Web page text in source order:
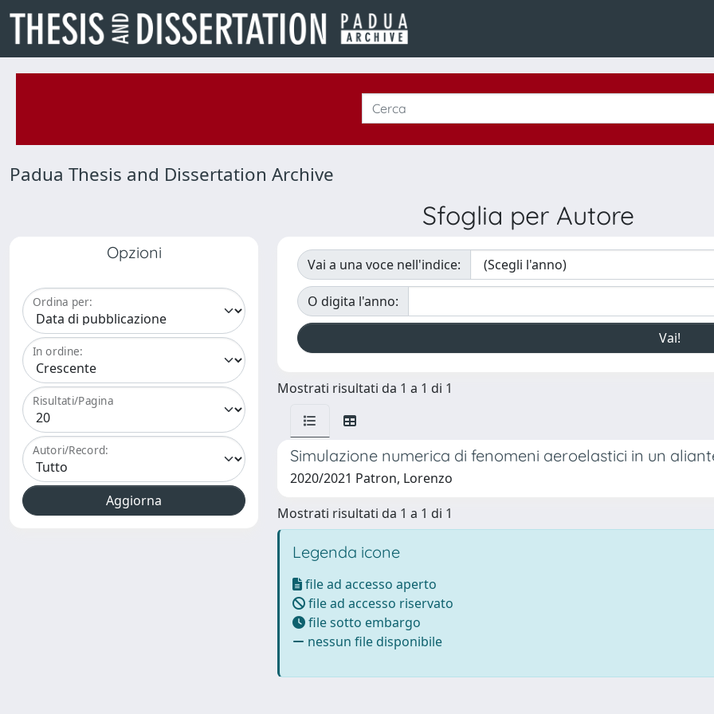
Padua Thesis and Dissertation Archive
Sfoglia per Autore
Opzioni
Ordina per:
In ordine:
Risultati/Pagina
Autori/Record:
Vai a una voce nell'indice:
O digita l'anno:
Mostrati risultati da 1 a 1 di 1
Simulazione numerica di fenomeni aeroelastici in un
2020/2021 Patron, Lorenzo
Mostrati risultati da 1 a 1 di 1
Legenda icone
file ad accesso aperto
file ad accesso riservato
file sotto embargo
nessun file disponibile